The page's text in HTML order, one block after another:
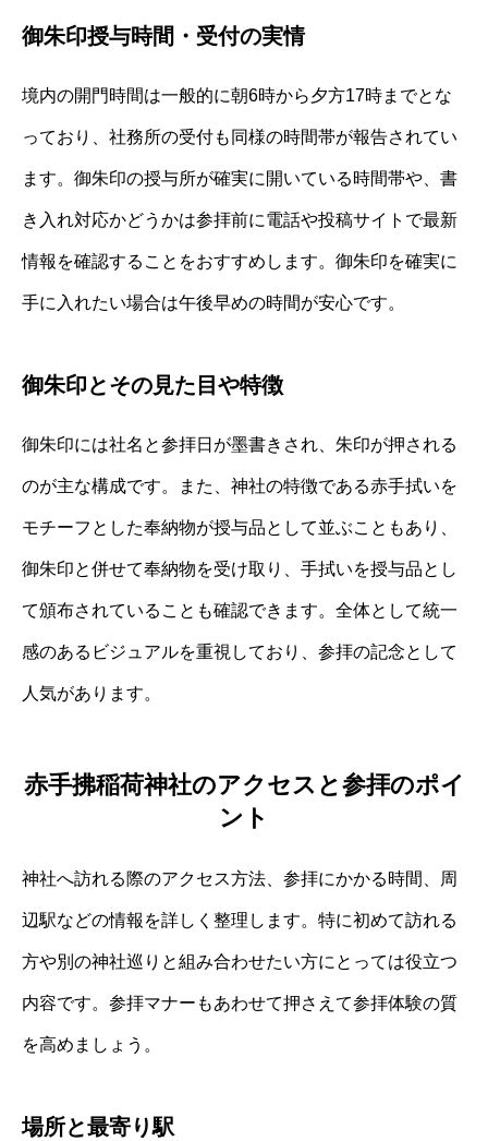
御朱印授与時間・受付の実情
境内の開門時間は一般的に朝6時から夕方17時までとな
っており、社務所の受付も同様の時間帯が報告されてい
ます。御朱印の授与所が確実に開いている時間帯や、書
き入れ対応かどうかは参拝前に電話や投稿サイトで最新
情報を確認することをおすすめします。御朱印を確実に
手に入れたい場合は午後早めの時間が安心です。
御朱印とその見た目や特徴
御朱印には社名と参拝日が墨書きされ、朱印が押される
のが主な構成です。また、神社の特徴である赤手拭いを
モチーフとした奉納物が授与品として並ぶこともあり、
御朱印と併せて奉納物を受け取り、手拭いを授与品とし
て頒布されていることも確認できます。全体として統一
感のあるビジュアルを重視しており、参拝の記念として
人気があります。
赤手拂稲荷神社のアクセスと参拝のポイ
ント
神社へ訪れる際のアクセス方法、参拝にかかる時間、周
辺駅などの情報を詳しく整理します。特に初めて訪れる
方や別の神社巡りと組み合わせたい方にとっては役立つ
内容です。参拝マナーもあわせて押さえて参拝体験の質
を高めましょう。
場所と最寄り駅